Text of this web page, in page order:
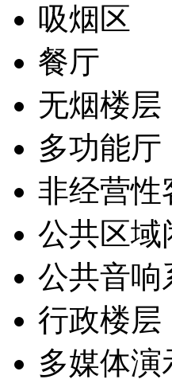
吸烟区
餐厅
无烟楼层
多功能厅
非经营性
公共区域
公共音响
行政楼层
多媒体演